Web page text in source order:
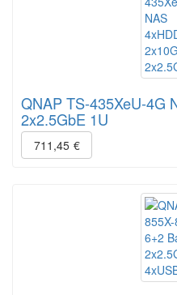
QNAP TS-435XeU-4G
2x2.5GbE 1U
711,45 €